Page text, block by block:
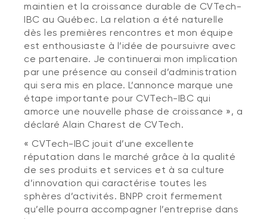
maintien et la croissance durable de CVTech-
IBC au Québec. La relation a été naturelle
dès les premières rencontres et mon équipe
est enthousiaste à l’idée de poursuivre avec
ce partenaire. Je continuerai mon implication
par une présence au conseil d’administration
qui sera mis en place. L’annonce marque une
étape importante pour CVTech-IBC qui
amorce une nouvelle phase de croissance », a
déclaré Alain Charest de CVTech.
« CVTech-IBC jouit d’une excellente
réputation dans le marché grâce à la qualité
de ses produits et services et à sa culture
d’innovation qui caractérise toutes les
sphères d’activités. BNPP croit fermement
qu’elle pourra accompagner l’entreprise dans